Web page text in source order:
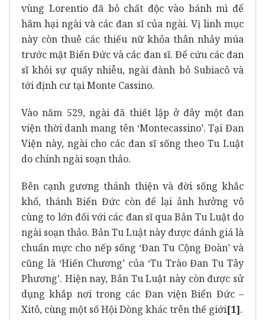
vùng Lorentio đã bỏ chất độc vào bánh mì để
hãm hại ngài và các đan sĩ của ngài. Vị linh mục
này còn thuê các thiếu nữ khỏa thân nhảy múa
trước mặt Biển Đức và các đan sĩ. Để cứu các đan
sĩ khỏi sự quấy nhiễu, ngài đành bỏ Subiacô và
tới định cư tại Monte Cassino.
Vào năm 529, ngài đã thiết lập ở đây một đan
viện thời danh mang tên ‘Montecassino’. Tại Đan
Viện này, ngài cho các đan sĩ sống theo Tu Luật
do chính ngài soạn thảo.
Bên cạnh gương thánh thiện và đời sống khắc
khổ, thánh Biển Đức còn để lại ảnh hưởng vô
cùng to lớn đối với các đan sĩ qua Bản Tu Luật do
ngài soạn thảo. Bản Tu Luật này được đánh giá là
chuẩn mực cho nếp sống ‘Đan Tu Cộng Đoàn’ và
cũng là ‘Hiến Chương’ của ‘Tu Trào Đan Tu Tây
Phương’. Hiện nay, Bản Tu Luật này còn được sử
dụng khắp nơi trong các Đan viện Biển Đức –
Xitô, cùng một số Hội Dòng khác trên thế giới[1].